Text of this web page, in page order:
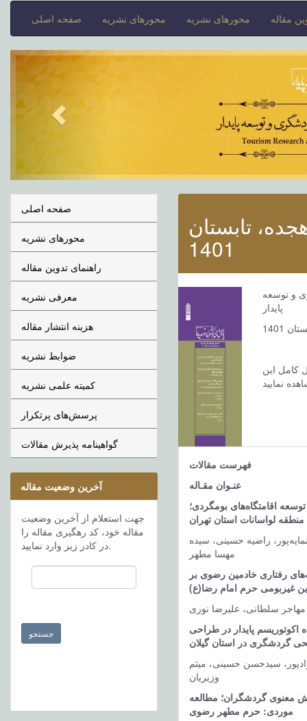
صفحه اصلی محورهای نشریه محورهای نشریه مقاله
صفحه اصلی
محورهای نشریه
راهنمای تدوین مقاله
معرفی نشریه
هزینه انتشار مقاله
ضوابط نشریه
کمیته علمی نشریه
پرسش‌های پرتکرار
گواهینامه پذیرش مقالات
آخرین وضعیت مقاله
جهت استعلام از آخرین وضعیت
مقاله خود، کد رهگیری مقاله را
در کادر زیر وارد نمایید.
تابستان
1401
و توسعه
پایدار
کامل این
فهرست مقالات
عنـوان مقـاله
اقامتگاه‌های بومگردی؛
لواسانات استان تهران
راضیه حسینی، سیده
مهسا مطهر
رفتاری خادمین رضوی بر
غیربومی حرم امام رضا(ع)
سلطانی، علیرضا نوری
اکوتوریسم پایدار در طراحی
گردشگری در استان گیلان
سیدحسن حسینی، میثم
وزیریان
معنوی گردشگران؛ مطالعه
موردی: حرم مطهر رضوی